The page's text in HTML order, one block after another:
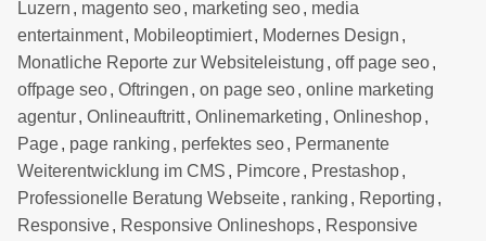
Luzern , magento seo, marketing seo, media
entertainment, Mobileoptimiert, Modernes Design ,
Monatliche Reporte zur Websiteleistung , off page seo,
offpage seo, Oftringen , on page seo, online marketing
agentur, Onlineauftritt, Onlinemarketing , Onlineshop,
Page, page ranking , perfektes seo, Permanente
Weiterentwicklung im CMS , Pimcore, Prestashop,
Professionelle Beratung Webseite, ranking , Reporting ,
Responsive, Responsive Onlineshops, Responsive